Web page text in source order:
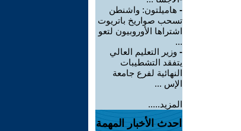
- هاميلتون: واشنطن
تسحب صواريخ باتريوت
اشتراها الأوروبيون لتعو
...
- وزير التعليم العالي
يتفقد التشطيبات
النهائية لفرع جامعة
الإس ...
المزيد.....
احدث الأخبار المهمة